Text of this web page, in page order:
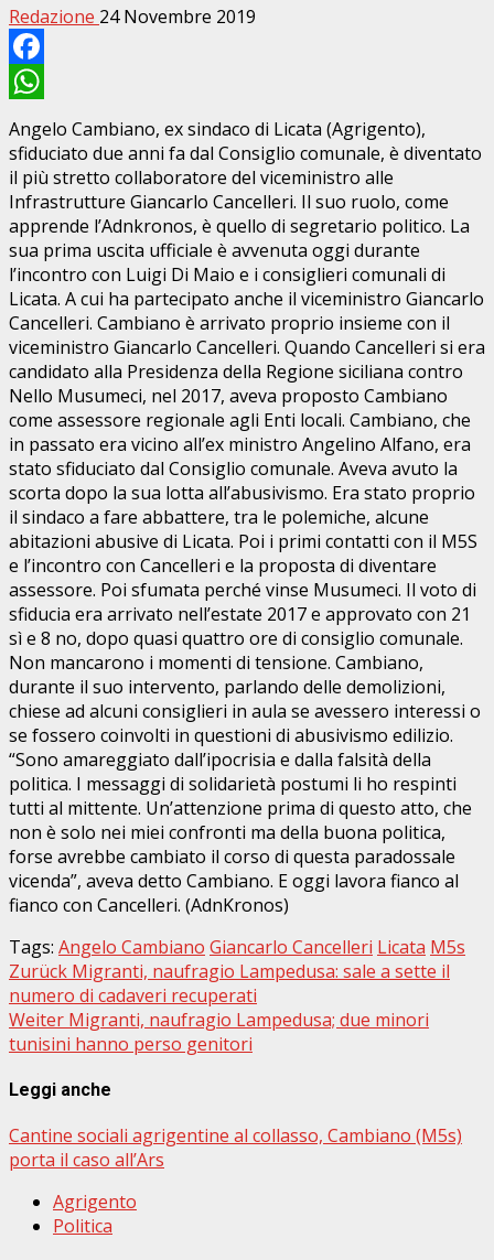
Redazione 24 Novembre 2019
Facebook
WhatsApp
Angelo Cambiano, ex sindaco di Licata (Agrigento),
sfiduciato due anni fa dal Consiglio comunale, è diventato
il più stretto collaboratore del viceministro alle
Infrastrutture Giancarlo Cancelleri. Il suo ruolo, come
apprende l’Adnkronos, è quello di segretario politico. La
sua prima uscita ufficiale è avvenuta oggi durante
l’incontro con Luigi Di Maio e i consiglieri comunali di
Licata. A cui ha partecipato anche il viceministro Giancarlo
Cancelleri. Cambiano è arrivato proprio insieme con il
viceministro Giancarlo Cancelleri. Quando Cancelleri si era
candidato alla Presidenza della Regione siciliana contro
Nello Musumeci, nel 2017, aveva proposto Cambiano
come assessore regionale agli Enti locali. Cambiano, che
in passato era vicino all’ex ministro Angelino Alfano, era
stato sfiduciato dal Consiglio comunale. Aveva avuto la
scorta dopo la sua lotta all’abusivismo. Era stato proprio
il sindaco a fare abbattere, tra le polemiche, alcune
abitazioni abusive di Licata. Poi i primi contatti con il M5S
e l’incontro con Cancelleri e la proposta di diventare
assessore. Poi sfumata perché vinse Musumeci. Il voto di
sfiducia era arrivato nell’estate 2017 e approvato con 21
sì e 8 no, dopo quasi quattro ore di consiglio comunale.
Non mancarono i momenti di tensione. Cambiano,
durante il suo intervento, parlando delle demolizioni,
chiese ad alcuni consiglieri in aula se avessero interessi o
se fossero coinvolti in questioni di abusivismo edilizio.
“Sono amareggiato dall’ipocrisia e dalla falsità della
politica. I messaggi di solidarietà postumi li ho respinti
tutti al mittente. Un’attenzione prima di questo atto, che
non è solo nei miei confronti ma della buona politica,
forse avrebbe cambiato il corso di questa paradossale
vicenda”, aveva detto Cambiano. E oggi lavora fianco al
fianco con Cancelleri. (AdnKronos)
Tags: Angelo Cambiano Giancarlo Cancelleri Licata M5s
Beitragsnavigation
Zurück Migranti, naufragio Lampedusa: sale a sette il
numero di cadaveri recuperati
Weiter Migranti, naufragio Lampedusa; due minori
tunisini hanno perso genitori
Leggi anche
Cantine sociali agrigentine al collasso, Cambiano (M5s)
porta il caso all’Ars
Agrigento
Politica